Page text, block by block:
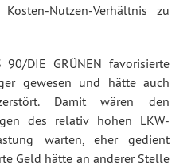
Nutzen-Verhältnis zu
DIE GRÜNEN favorisierte
gewesen und hätte auch
Damit wären den
des relativ hohen LKW-
warten, eher gedient
Geld hätte an anderer Stelle